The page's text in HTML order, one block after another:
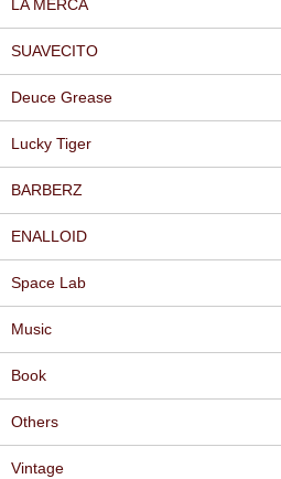
LA MERCA
SUAVECITO
Deuce Grease
Lucky Tiger
BARBERZ
ENALLOID
Space Lab
Music
Book
Others
Vintage